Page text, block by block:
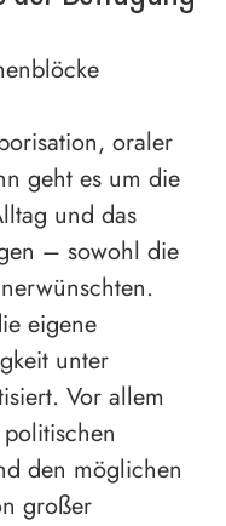
oraler
geht es um die
und das
– sowohl die
eigene
unter
Vor allem
den möglichen
großer